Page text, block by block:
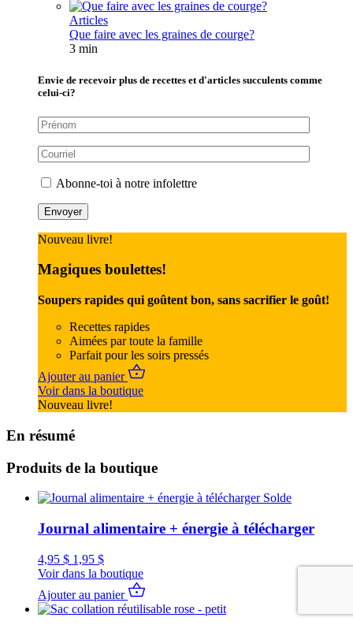
Articles
Que faire avec les graines de courge?
3 min
Envie de recevoir plus de recettes et d'articles succulents comme
celui-ci?
Abonne-toi à notre infolettre
Nouveau livre!
Magiques boulettes!
Soupers rapides qui goûtent bon, sans sacrifier le goût!
Recettes rapides
Aimées par toute la famille
Parfait pour les soirs pressés
Ajouter au panier
Voir dans la boutique
Nouveau livre!
En résumé
Produits de la boutique
Solde
Journal alimentaire + énergie à télécharger
4,95 $ 1,95 $
Voir dans la boutique
Ajouter au panier